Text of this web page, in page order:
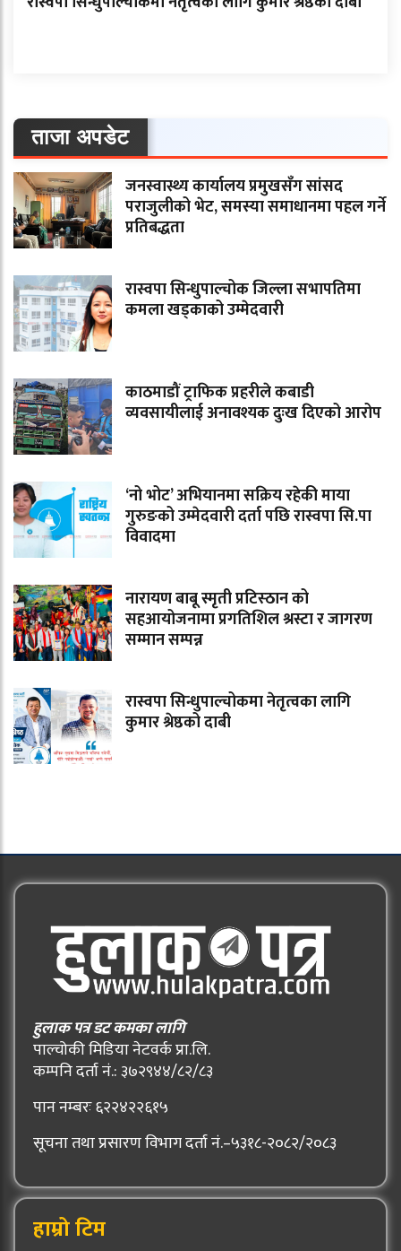
ताजा अपडेट
जनस्वास्थ्य कार्यालय प्रमुखसँग सांसद
पराजुलीको भेट, समस्या समाधानमा पहल गर्ने
प्रतिबद्धता
रास्वपा सिन्धुपाल्चोक जिल्ला सभापतिमा
कमला खड्काको उम्मेदवारी
काठमाडौं ट्राफिक प्रहरीले कबाडी
व्यवसायीलाई अनावश्यक दुःख दिएको आरोप
‘नो भोट’ अभियानमा सक्रिय रहेकी माया
गुरुङको उम्मेदवारी दर्ता पछि रास्वपा सि.पा
विवादमा
नारायण बाबू स्मृती प्रटिस्ठान को
सहआयोजनामा प्रगतिशिल श्रस्टा र जागरण
सम्मान सम्पन्न
रास्वपा सिन्धुपाल्चोकमा नेतृत्वका लागि
कुमार श्रेष्ठको दाबी
हुलाक पत्र डट कमका लागि
पाल्चोकी मिडिया नेटवर्क प्रा.लि.
कम्पनि दर्ता नं.: ३७२९४४/८२/८३
पान नम्बरः ६२२४२२६१५
सूचना तथा प्रसारण विभाग दर्ता नं.–५३१८-२०८२/२०८३
हाम्रो टिम